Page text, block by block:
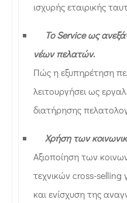
ισχυρής εταιρικής
Το Service ως
νέων πελατών.
Πώς η εξυπηρέτηση
λειτουργήσει ως
διατήρησης
Χρήση των
Αξιοποίηση των
τεχνικών cross-
και ενίσχυση της